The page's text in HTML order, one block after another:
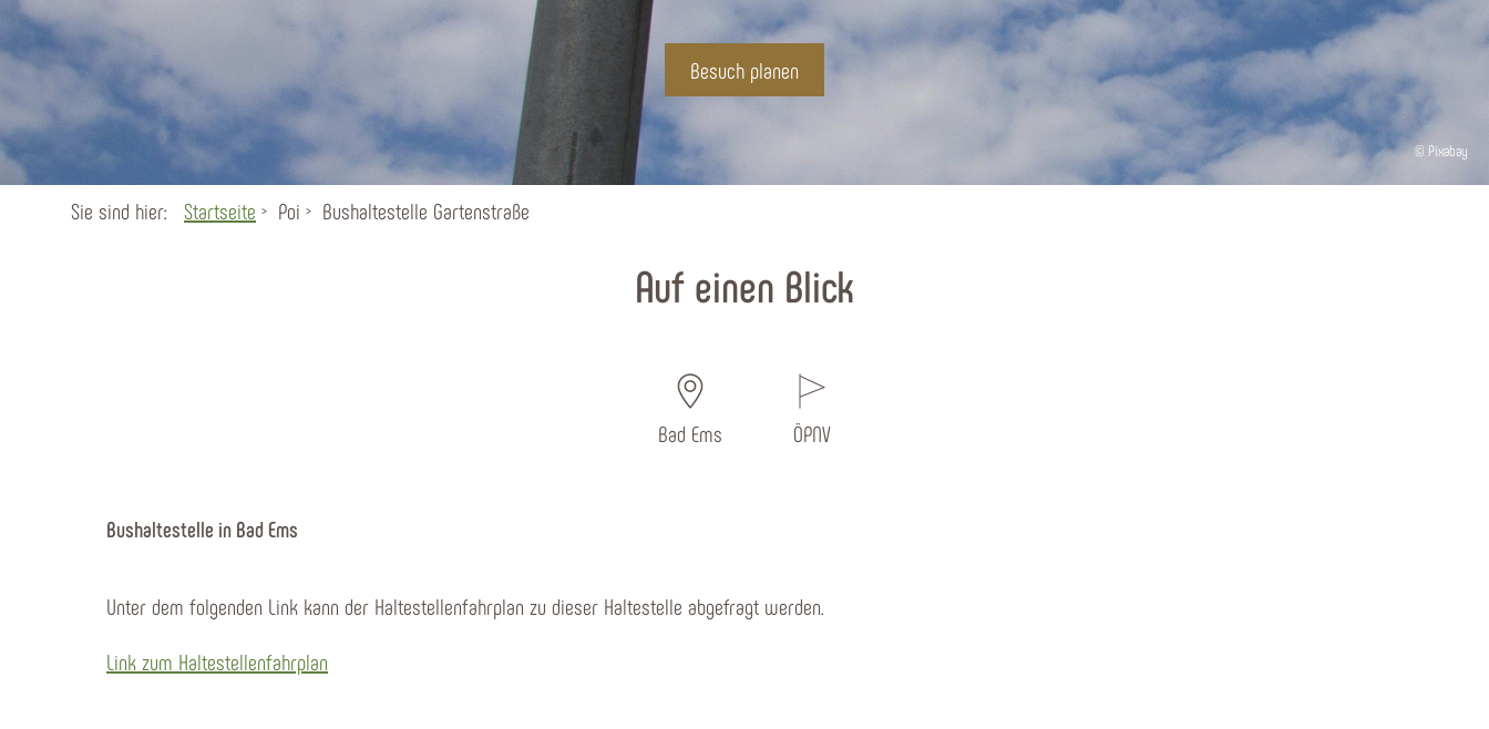
© Pixabay
Besuch planen
Sie sind hier: Startseite Poi Bushaltestelle Gartenstraße
Auf einen Blick
Bad Ems ÖPNV
Bushaltestelle in Bad Ems
Unter dem folgenden Link kann der Haltestellenfahrplan zu dieser Haltestelle abgefragt werden.
Link zum Haltestellenfahrplan